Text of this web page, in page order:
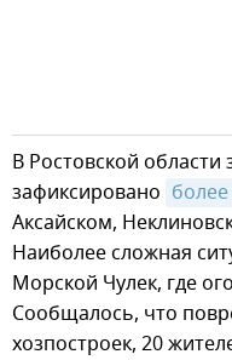
В Ростовской
зафиксировано
Аксайском,
Наиболее сложная
Морской Чулек, где
Сообщалось, что
хозпостроек, 20